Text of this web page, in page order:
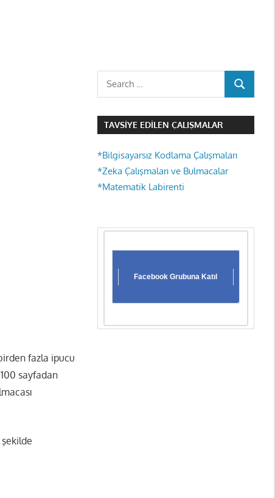
fazla ipucu
sayfadan
şekilde
Search
SEARCH
TAVSIYE EDILEN ÇALIŞMALAR
*Bilgisayarsız Kodlama Çalışmaları
*Zeka Çalışmaları ve Bulmacalar
*Matematik Labirenti
Facebook Grubuna Katıl